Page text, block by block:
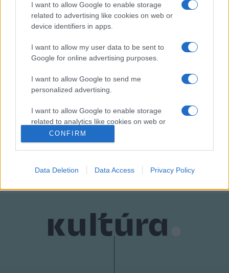
I want to allow Google to enable storage
related to advertising like cookies on web or
device identifiers in apps.
I want to allow my user data to be sent to
Google for online advertising purposes.
I want to allow Google to send me
personalized advertising.
I want to allow Google to enable storage
related to analytics like cookies on web or
device identifiers in apps.
I want to allow Google to enable storage
related to functionality of the website or app.
I want to allow Google to enable storage
related to security, including authentication
functionality and fraud prevention, and other
CONFIRM
Data Deletion Data Access Privacy Policy
miatt a mítosz létrejöhetett, de bizonyos, hogy annak nincs
valódi alapja. Az egyetlen bizonyítható tény, ami a legenda
magva, csak az, hogy 1938-39 telén a németek bálnavadász
bázist akartak létesíteni az Antarktiszon, mert bálnazsírra
hetilap.
(Múlt-kor/MTI)
MEGOSZTÁS